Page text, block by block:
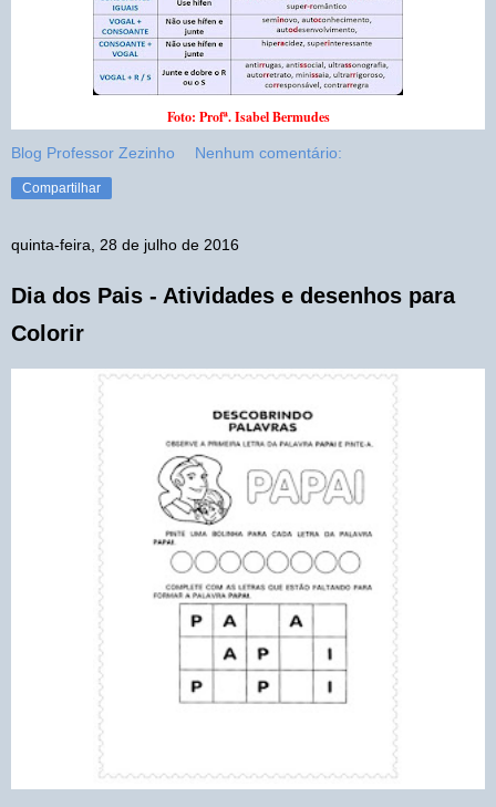
Foto: Profª. Isabel Bermudes
Blog Professor Zezinho Nenhum comentário:
Compartilhar
quinta-feira, 28 de julho de 2016
Dia dos Pais - Atividades e desenhos para
Colorir